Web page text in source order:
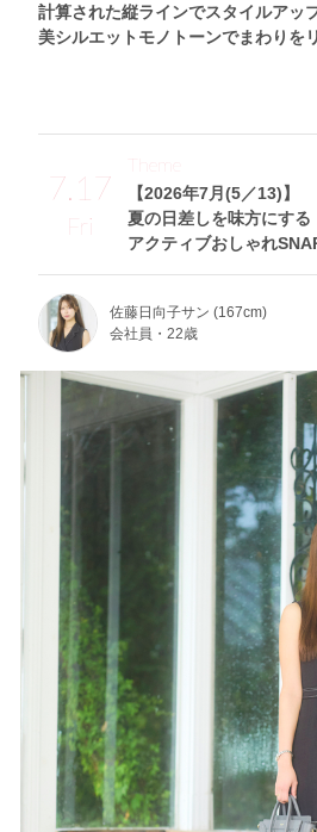
計算された縦ラインでスタイルアッ
美シルエットモノトーンでまわりを
7.17
Fri
【2026年7月(5／13)】
夏の日差しを味方にする
アクティブおしゃれ
Theme
佐藤日向子サン (167cm)
会社員・22歳